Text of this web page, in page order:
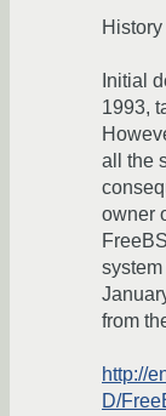
Initial
1993,
all the
owner
from
http://
D/